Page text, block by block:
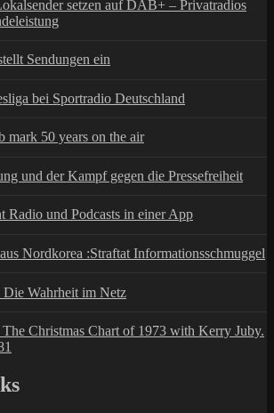
setzen auf DAB+ – Privatradios
Sendungen ein
bei Sportradio Deutschland
mark 50 years on the air
und der Kampf gegen die Pressefreiheit
Radio und Podcasts in einer App
Nordkorea :Straftat Informationsschmuggel
Wahrheit im Netz
Christmas Chart of 1973 with Kerry Juby.